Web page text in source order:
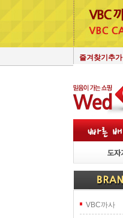
즐겨찾기추가
VBC까사